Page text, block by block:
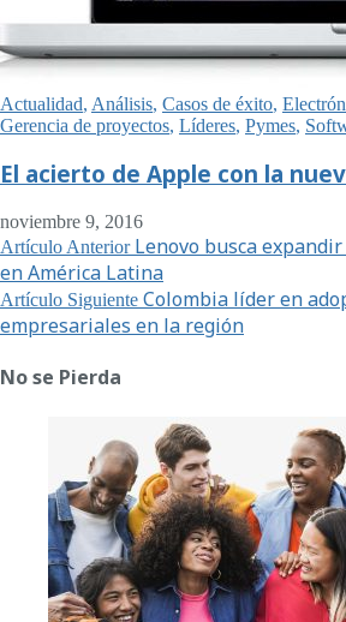
Actualidad, Análisis, Casos de éxito,
Gerencia de proyectos, Líderes, Pymes,
El acierto de Apple con la
noviembre 9, 2016
Artículo Anterior Lenovo busca
en América Latina
Artículo Siguiente Colombia líder en
empresariales en la región
No se Pierda